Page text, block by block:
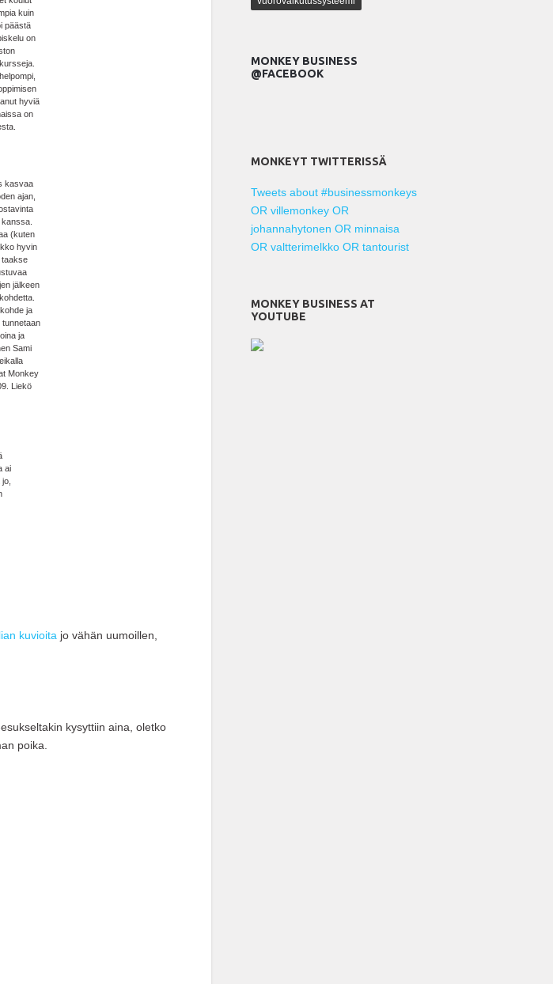
kuin
päästä
on
hyviä
on
kasvaa
ajan,
kanssa.
(kuten
hyvin
taakse
jälkeen
ja
tunnetaan
ja
Sami
Monkey
Liekö
ai
kuvioita jo vähän uumoillen,
kysyttiin aina, oletko
poika.
MONKEY BUSINESS
@FACEBOOK
MONKEYT TWITTERISSÄ
Tweets about #businessmonkeys
OR villemonkey OR
johannahytonen OR minnaisa
OR valtterimelkko OR tantourist
MONKEY BUSINESS AT
YOUTUBE